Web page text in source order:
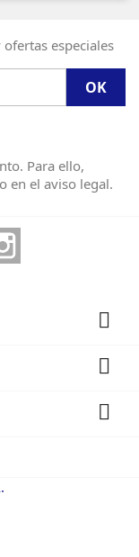
especiales
Para ello,
en el aviso legal.


